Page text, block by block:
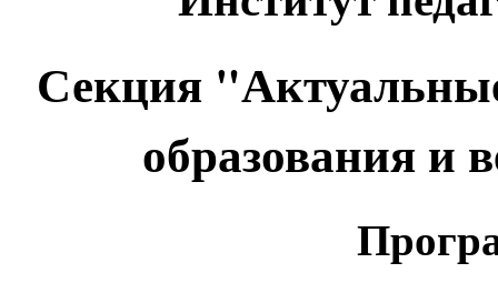
Секция
образования и